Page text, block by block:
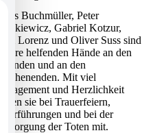
Chris Buchmüller, Peter
Gesikiewicz, Gabriel Kotzur,
Tom Lorenz und Oliver Suss sind
unsere helfenden Hände an den
Abenden und an den
Wochenenden. Mit viel
Engagement und Herzlichkeit
helfen sie bei Trauerfeiern,
Überführungen und bei der
Versorgung der Toten mit.